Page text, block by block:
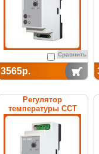
Сравнить
3565р.
Регулятор
температуры ССТ
РТ-320 (с датчиком ДТ)
электронный